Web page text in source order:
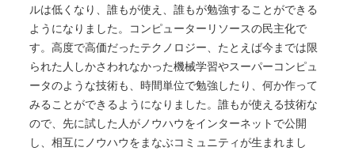
ルは低くなり、誰もが使え、誰もが勉強することができる
ようになりました。コンピューターリソースの民主化で
す。高度で高価だったテクノロジー、たとえば今までは限
られた人しかさわれなかった機械学習やスーパーコンピュ
ータのような技術も、時間単位で勉強したり、何か作って
みることができるようになりました。誰もが使える技術な
ので、先に試した人がノウハウをインターネットで公開
し、相互にノウハウをまなぶコミュニティが生まれまし